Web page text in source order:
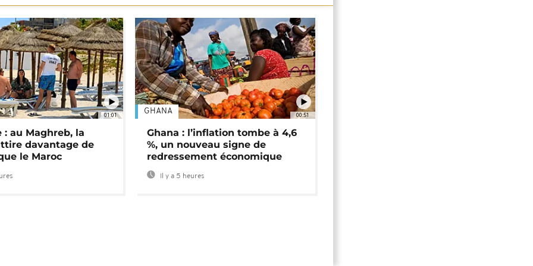
01:01
: au Maghreb, la
davantage de
le Maroc
00:51
GHANA
Ghana : l’inflation tombe à 4,6
%, un nouveau signe de
redressement économique
Il y a 5 heures